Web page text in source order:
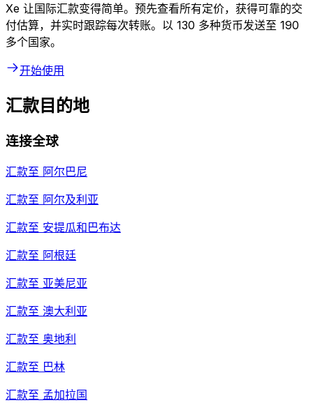
Xe 让国际汇款变得简单。预先查看所有定价，获得可靠的交
付估算，并实时跟踪每次转账。以 130 多种货币发送至 190
多个国家。
开始使用
汇款目的地
连接全球
汇款至 阿尔巴尼
汇款至 阿尔及利亚
汇款至 安提瓜和巴布达
汇款至 阿根廷
汇款至 亚美尼亚
汇款至 澳大利亚
汇款至 奥地利
汇款至 巴林
汇款至 孟加拉国